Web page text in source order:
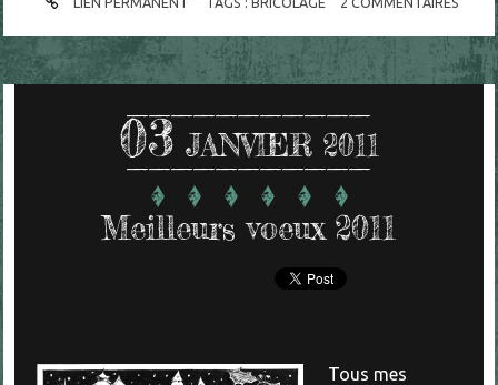
03 JANVIER 2011
Meilleurs voeux 2011
Tous mes